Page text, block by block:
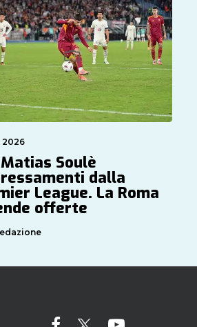
2026
Soulè
dalla
League. La Roma
offerte